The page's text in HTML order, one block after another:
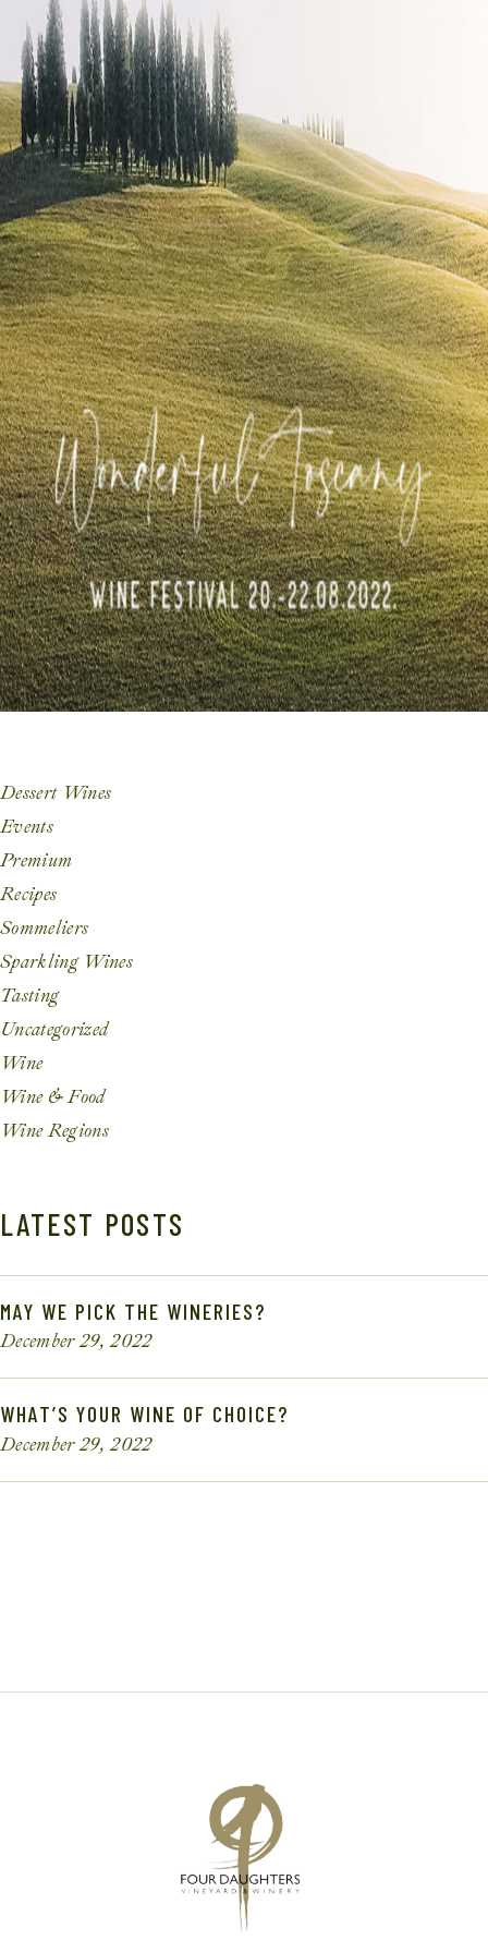
Dessert Wines
Events
Premium
Recipes
Sommeliers
Sparkling Wines
Tasting
Uncategorized
Wine
Wine & Food
Wine Regions
LATEST POSTS
MAY WE PICK THE WINERIES?
December 29, 2022
WHAT’S YOUR WINE OF CHOICE?
December 29, 2022